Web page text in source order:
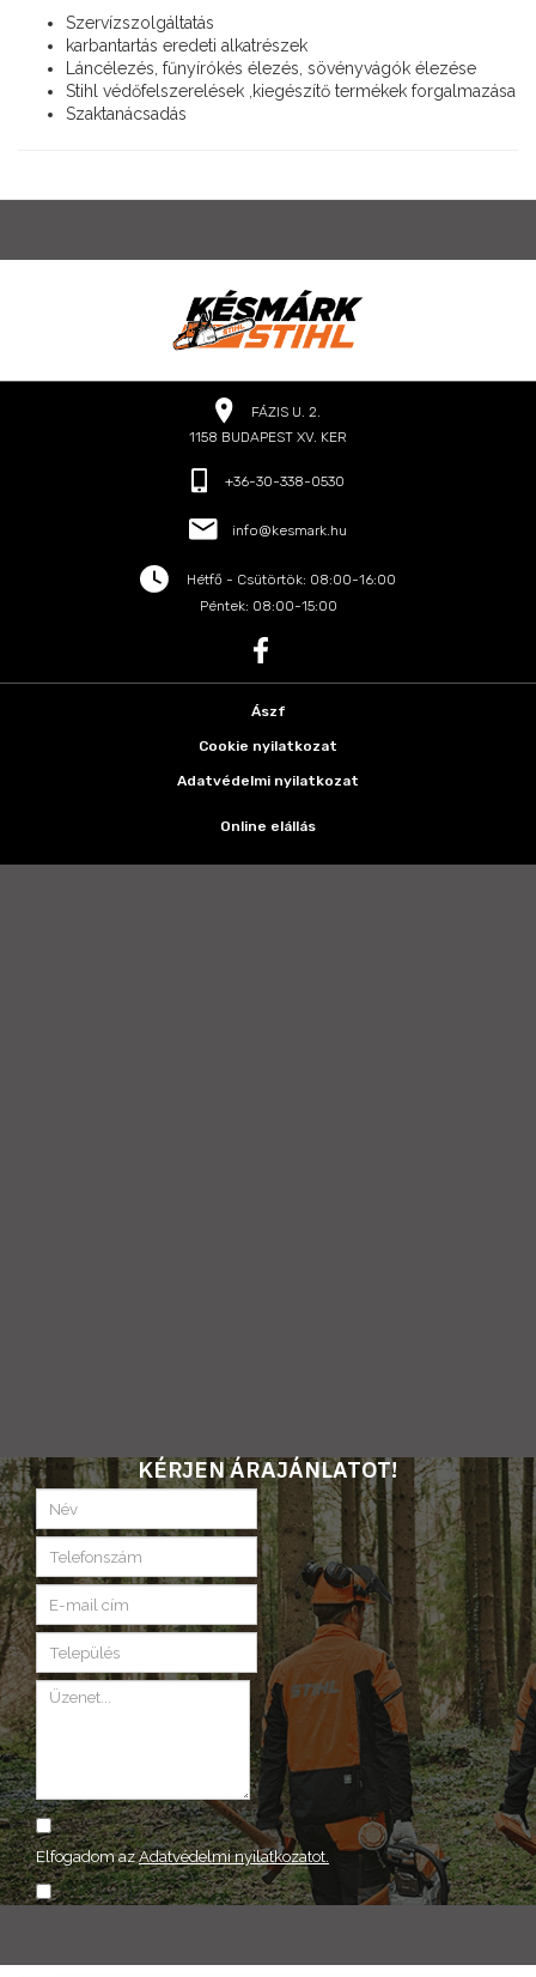
Szervízszolgáltatás
karbantartás eredeti alkatrészek
Láncélezés, fűnyírókés élezés, sövényvágók élezése
Stihl védőfelszerelések ,kiegészítő termékek forgalmazása
Szaktanácsadás
FÁZIS U. 2.
1158 BUDAPEST XV. KER
+36-30-338-0530
info@kesmark.hu
Hétfő - Csütörtök: 08:00-16:00
Péntek: 08:00-15:00
Ászf
Cookie nyilatkozat
Adatvédelmi nyilatkozat
Online elállás
KÉRJEN ÁRAJÁNLATOT!
Elfogadom azAdatvédelmi nyilatkozatot.
ELKÜLD